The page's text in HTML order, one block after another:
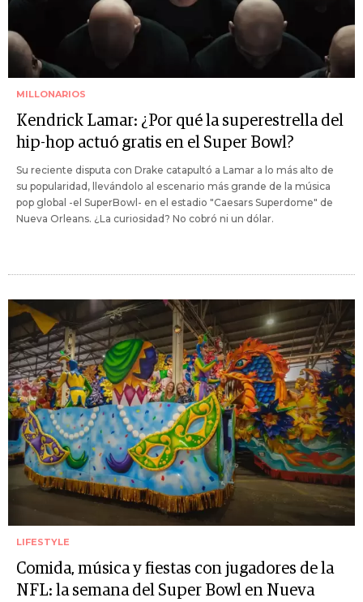
MILLONARIOS
Kendrick Lamar: ¿Por qué la superestrella del
hip-hop actuó gratis en el Super Bowl?
Su reciente disputa con Drake catapultó a Lamar a lo más alto de
su popularidad, llevándolo al escenario más grande de la música
pop global -el SuperBowl- en el estadio "Caesars Superdome" de
Nueva Orleans. ¿La curiosidad? No cobró ni un dólar.
LIFESTYLE
Comida, música y fiestas con jugadores de la
NFL: la semana del Super Bowl en Nueva